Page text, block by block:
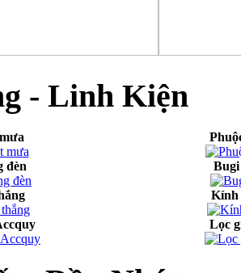
- Linh Kiện
đèn
Kính
Lọc